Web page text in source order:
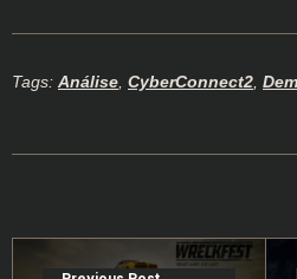
Tags: Análise, CyberConnect2,